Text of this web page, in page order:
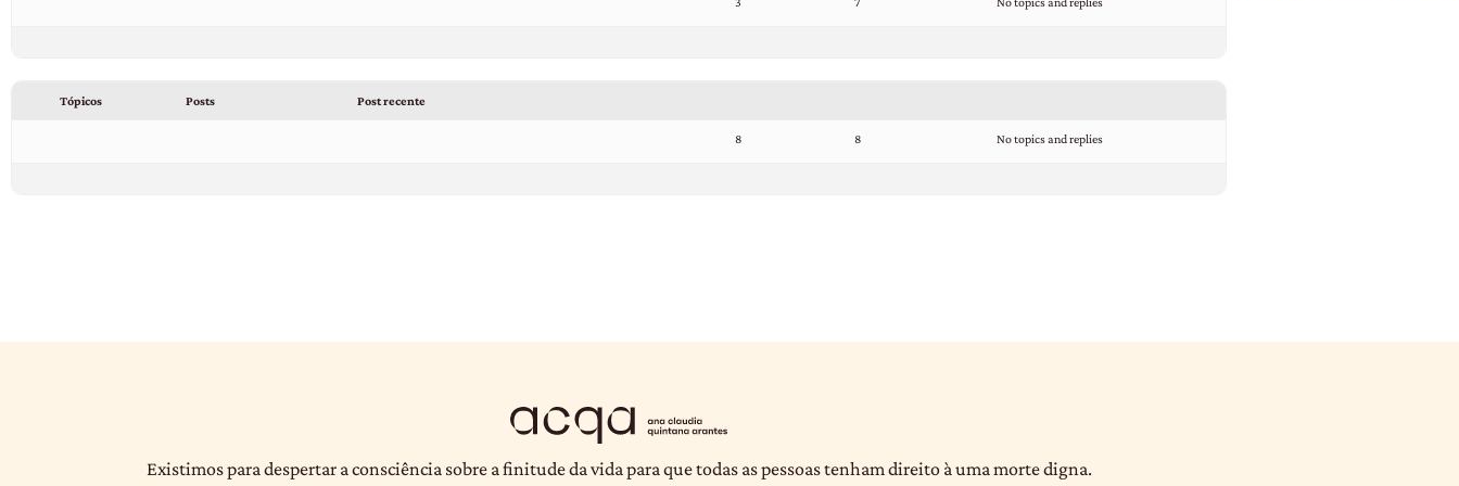
Tópicos Posts Post recente
8 8 No topics and replies
Existimos para despertar a consciência sobre a finitude da vida para que todas as pessoas tenham direito à uma morte digna.